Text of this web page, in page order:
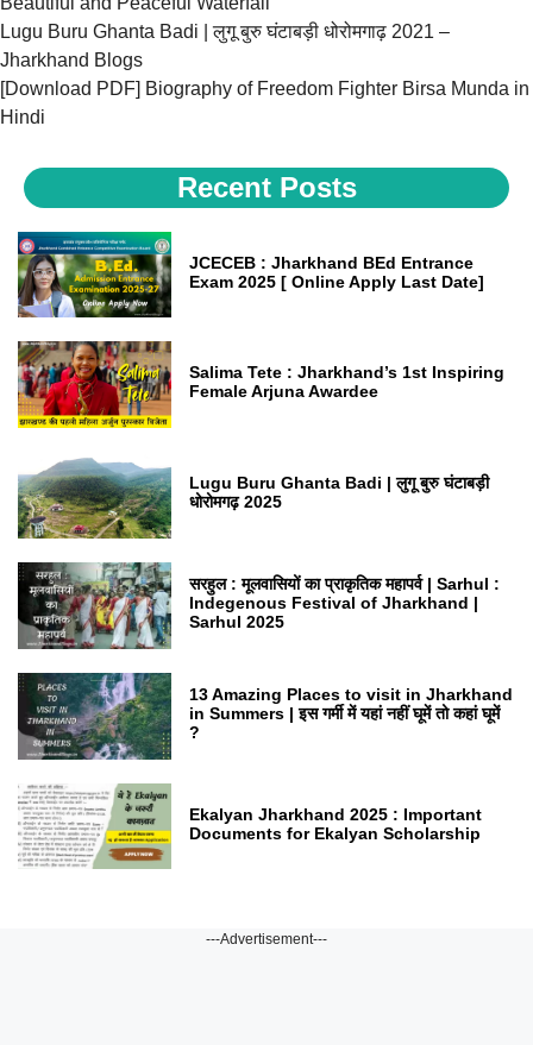
Lugu Buru Ghanta Badi | लुगू बुरु घंटाबड़ी धोरोमगाढ़ 2021 –
Jharkhand Blogs
[Download PDF] Biography of Freedom Fighter Birsa Munda in
Hindi
Recent Posts
JCECEB : Jharkhand BEd Entrance
Exam 2025 [ Online Apply Last Date]
Salima Tete : Jharkhand’s 1st Inspiring
Female Arjuna Awardee
Lugu Buru Ghanta Badi | लुगू बुरु घंटाबड़ी
धोरोमगढ़ 2025
सरहुल : मूलवासियों का प्राकृतिक महापर्व | Sarhul :
Indegenous Festival of Jharkhand |
Sarhul 2025
13 Amazing Places to visit in Jharkhand
in Summers | इस गर्मी में यहां नहीं घूमें तो कहां घूमें
?
Ekalyan Jharkhand 2025 : Important
Documents for Ekalyan Scholarship
---Advertisement---